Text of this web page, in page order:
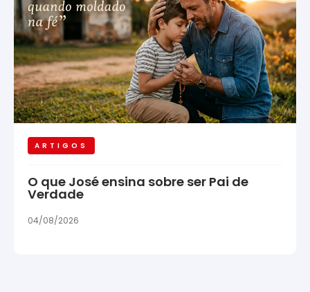
ARTIGOS
O que José ensina sobre ser Pai de
Verdade
04/08/2026